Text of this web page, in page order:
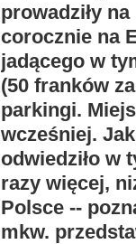
prowadziły
corocznie na
jadącego w
(50 franków
parkingi.
wcześniej.
odwiedziło w
razy więcej,
Polsce --
mkw.